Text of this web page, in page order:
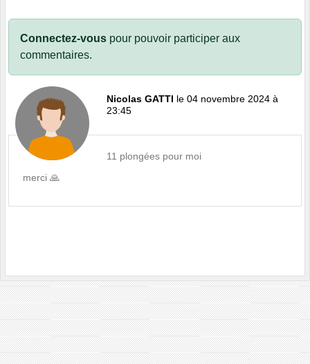
Connectez-vous pour pouvoir participer aux
commentaires.
Nicolas GATTI le 04 novembre 2024 à
23:45
11 plongées pour moi
merci 🙏